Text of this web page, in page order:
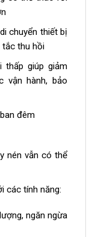
chuyển thiết bị
thu hồi
thấp giúp giảm
vận hành, bảo
đêm
nén vẫn có thể
các tính năng:
ngăn ngừa